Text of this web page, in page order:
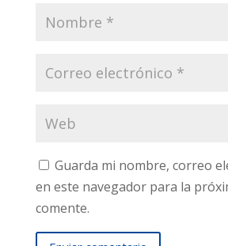
Guarda mi nombre, correo
en este navegador para la
comente.